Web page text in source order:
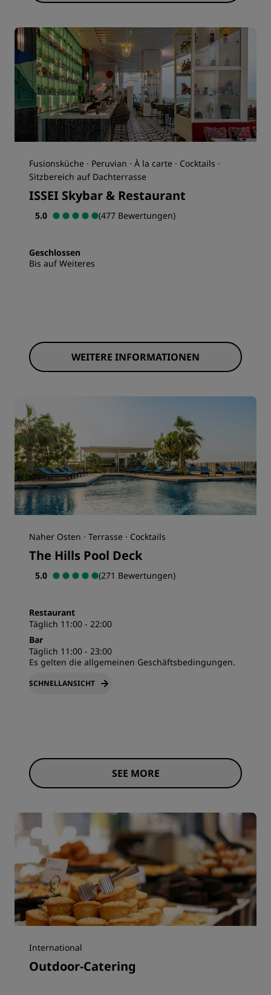
Fusionsküche · Peruvian · À la carte · Cocktails ·
Sitzbereich auf Dachterrasse
ISSEI Skybar & Restaurant
5.0 (477 Bewertungen)
Geschlossen
Bis auf Weiteres
WEITERE INFORMATIONEN
Naher Osten · Terrasse · Cocktails
The Hills Pool Deck
5.0 (271 Bewertungen)
Restaurant
Täglich 11:00 - 22:00
Bar
Täglich 11:00 - 23:00
Es gelten die allgemeinen Geschäftsbedingungen.
SCHNELLANSICHT
SEE MORE
International
Outdoor-Catering